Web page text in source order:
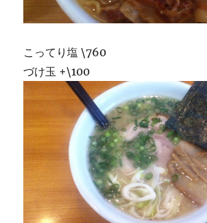
こってり塩 \760
づけ玉 +\100